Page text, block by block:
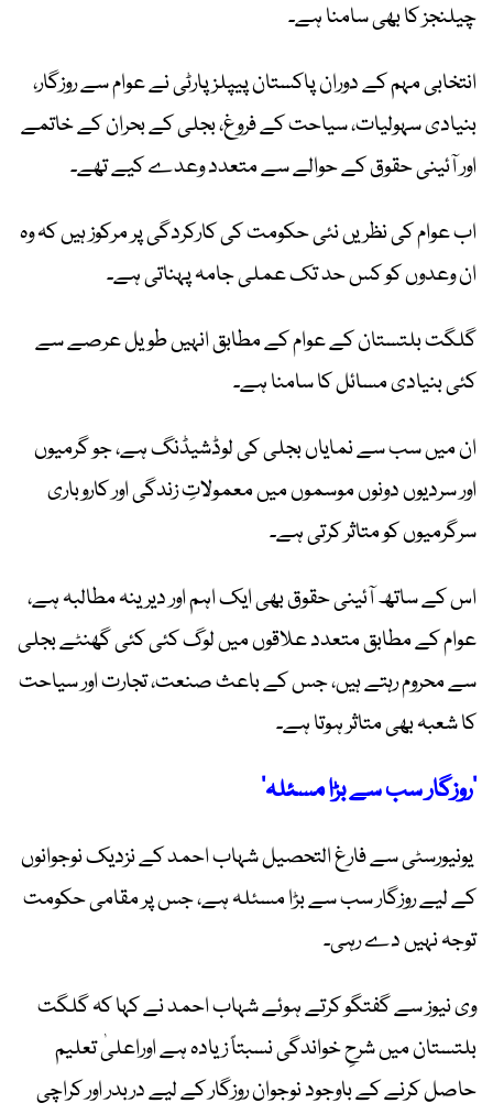
چیلنجز کا بھی سامنا ہے۔
انتخابی مہم کے دوران پاکستان پیپلز پارٹی نے عوام سے روزگار،
بنیادی سہولیات، سیاحت کے فروغ، بجلی کے بحران کے خاتمے
اور آئینی حقوق کے حوالے سے متعدد وعدے کیے تھے۔
اب عوام کی نظریں نئی حکومت کی کارکردگی پر مرکوز ہیں کہ وہ
ان وعدوں کو کس حد تک عملی جامہ پہناتی ہے۔
گلگت بلتستان کے عوام کے مطابق انہیں طویل عرصے سے
کئی بنیادی مسائل کا سامنا ہے۔
ان میں سب سے نمایاں بجلی کی لوڈشیڈنگ ہے، جو گرمیوں
اور سردیوں دونوں موسموں میں معمولاتِ زندگی اور کاروباری
سرگرمیوں کو متاثر کرتی ہے۔
اس کے ساتھ آئینی حقوق بھی ایک اہم اور دیرینہ مطالبہ ہے،
عوام کے مطابق متعدد علاقوں میں لوگ کئی کئی گھنٹے بجلی
سے محروم رہتے ہیں، جس کے باعث صنعت، تجارت اور سیاحت
کا شعبہ بھی متاثر ہوتا ہے۔
’روزگار سب سے بڑا مسئلہ‘
یونیورسٹی سے فارغ التحصیل شہاب احمد کے نزدیک نوجوانوں
کے لیے روزگار سب سے بڑا مسئلہ ہے، جس پر مقامی حکومت
توجہ نہیں دے رہی۔
وی نیوز سے گفتگو کرتے ہوئے شہاب احمد نے کہا کہ گلگت
بلتستان میں شرحِ خواندگی نسبتاً زیادہ ہے اوراعلیٰ تعلیم
حاصل کرنے کے باوجود نوجوان روزگار کے لیے دربدر اور کراچی